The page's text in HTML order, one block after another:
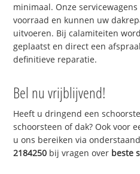
minimaal. Onze
voorraad en kunnen uw
uitvoeren. Bij calamiteiten
geplaatst en direct een
definitieve reparatie.
Bel nu vrijblijvend!
Heeft u dringend een
schoorsteen of dak? Ook voor
u ons bereiken via
2184250 bij vragen over beste